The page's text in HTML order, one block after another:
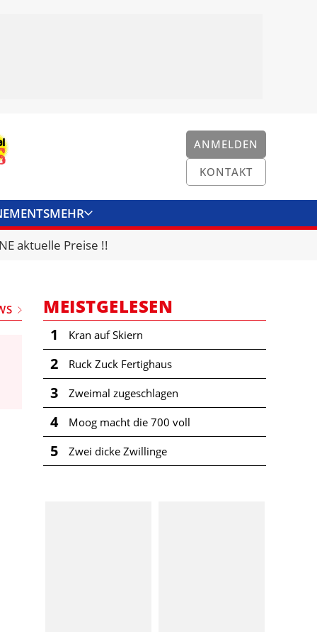
ANMELDEN
KONTAKT
MEHR
KONTAKT
aktuelle Preise !!
MEISTGELESEN
1 Kran auf Skiern
2 Ruck Zuck Fertighaus
3 Zweimal zugeschlagen
4 Moog macht die 700 voll
5 Zwei dicke Zwillinge